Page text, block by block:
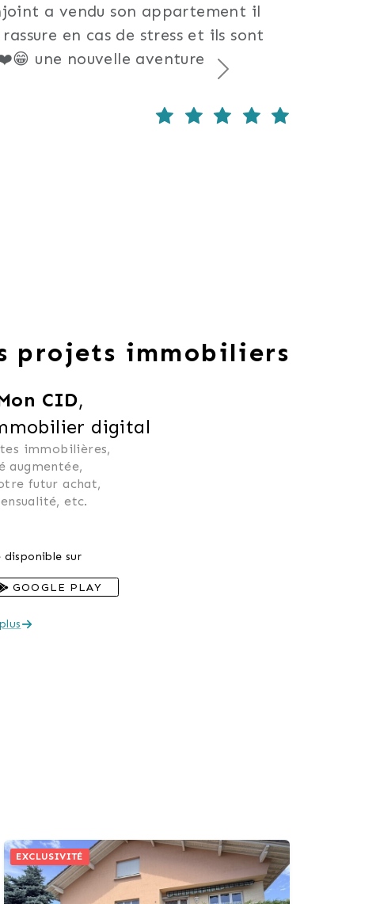
a vendu son appartement il
en cas de stress et ils sont
une nouvelle aventure
Suivant
projets immobiliers
CID,
digital
immobilières,
augmentée,
futur achat,
etc.
sur
GOOGLE PLAY
EXCLUSIVITÉ